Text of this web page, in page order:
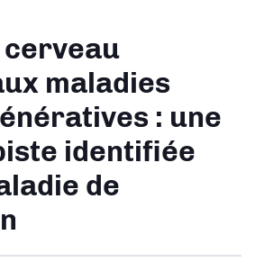
cerveau
maladies
: une
identifiée
de